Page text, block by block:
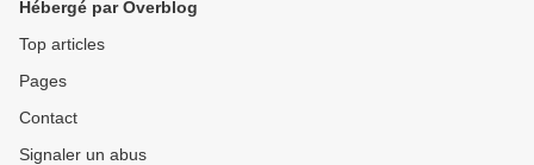
Hébergé par Overblog
Top articles
Pages
Contact
Signaler un abus